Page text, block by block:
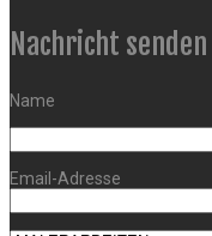
Nachricht senden
Name
Email-Adresse